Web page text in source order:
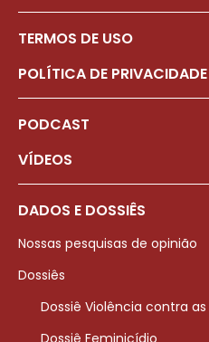
TERMOS DE USO
POLÍTICA DE PRIVACIDADE
PODCAST
VÍDEOS
DADOS E DOSSIÊS
Nossas pesquisas de opinião
Dossiês
Dossiê Violência contra